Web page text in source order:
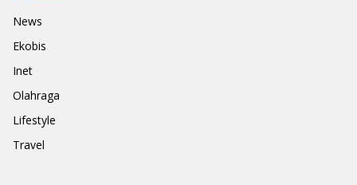
News
Ekobis
Inet
Olahraga
Lifestyle
Travel